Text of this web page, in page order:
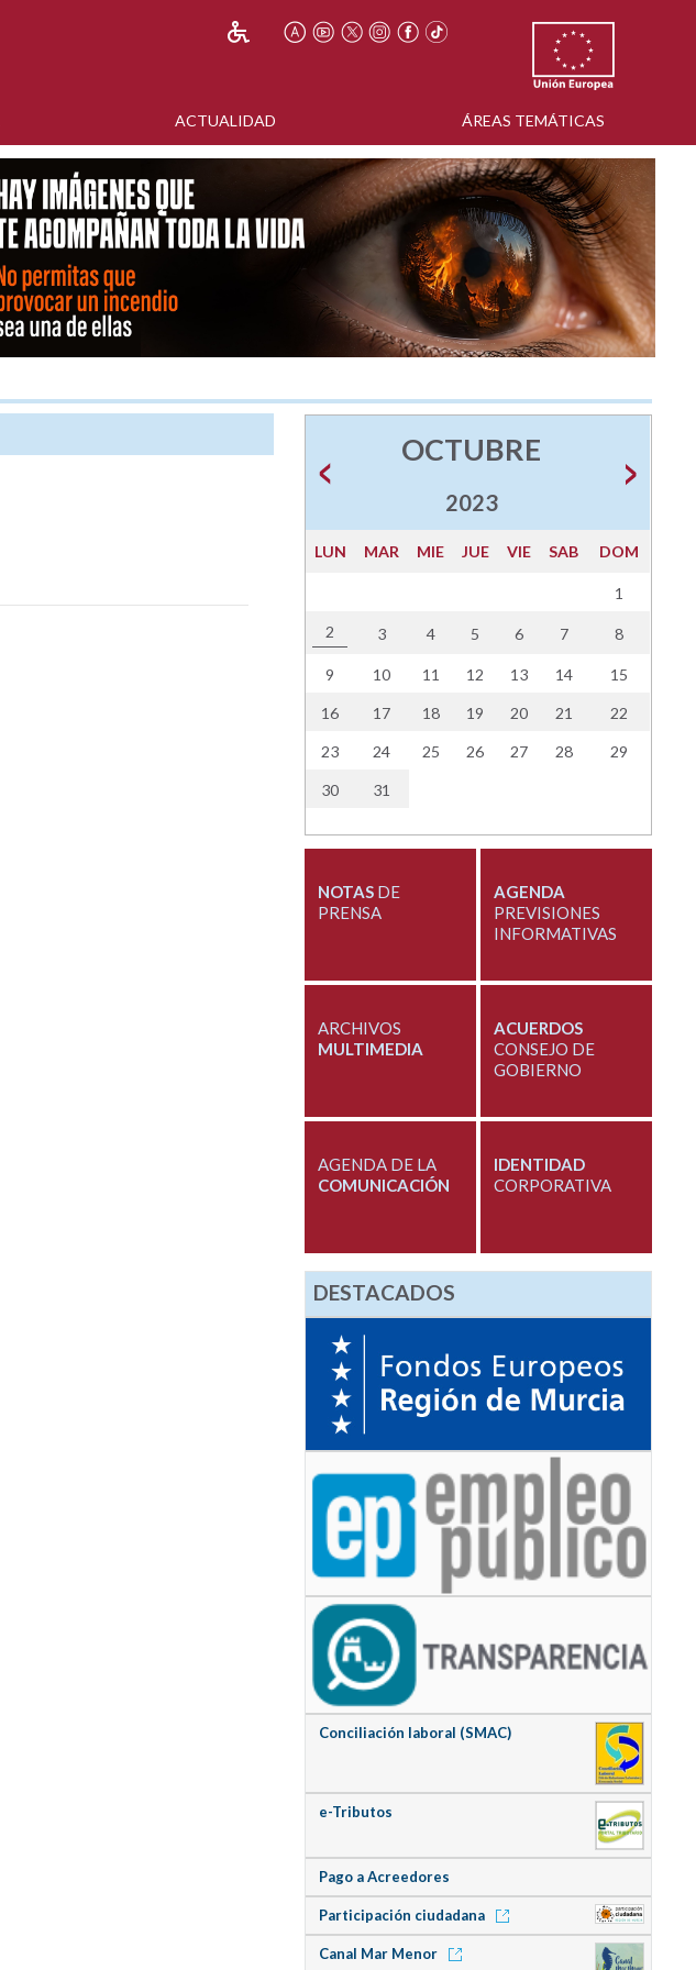
ACTUALIDAD ÁREAS TEMÁTICAS
OCTUBRE
2023
LUN MAR MIE JUE VIE SAB DOM
1
2 3 4 5 6 7 8
9 10 11 12 13 14 15
16 17 18 19 20 21 22
23 24 25 26 27 28 29
30 31
NOTASDE
PRENSA
AGENDA
PREVISIONES
INFORMATIVAS
ARCHIVOS
MULTIMEDIA
ACUERDOS
CONSEJO DE
GOBIERNO
AGENDA DE LA
COMUNICACIÓN
IDENTIDAD
CORPORATIVA
DESTACADOS
Conciliación laboral (SMAC)
e-Tributos
Pago a Acreedores
Participación ciudadana
Canal Mar Menor